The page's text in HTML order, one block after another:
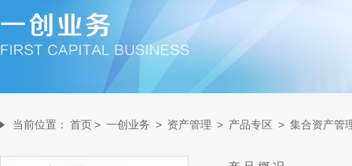
当前位置： 首页> 一创业务 > 资产管理 > 产品专区 > 集合资产管